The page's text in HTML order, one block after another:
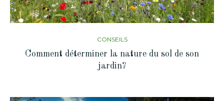
CONSEILS
Comment déterminer la nature du sol de son
jardin?